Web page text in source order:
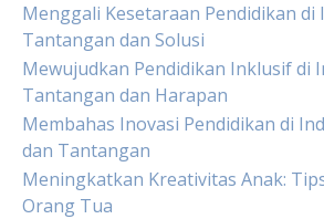
Menggali Kesetaraan Pendidikan di
Tantangan dan Solusi
Mewujudkan Pendidikan Inklusif di
Tantangan dan Harapan
Membahas Inovasi Pendidikan di
dan Tantangan
Meningkatkan Kreativitas Anak:
Orang Tua